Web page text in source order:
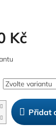
Kč
Přidat